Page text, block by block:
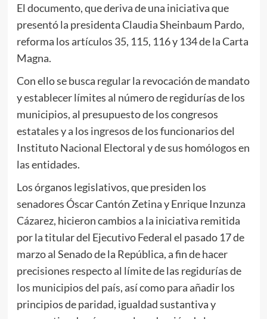
El documento, que deriva de una iniciativa que
presentó la presidenta Claudia Sheinbaum Pardo,
reforma los artículos 35, 115, 116 y 134 de la Carta
Magna.
Con ello se busca regular la revocación de mandato
y establecer límites al número de regidurías de los
municipios, al presupuesto de los congresos
estatales y a los ingresos de los funcionarios del
Instituto Nacional Electoral y de sus homólogos en
las entidades.
Los órganos legislativos, que presiden los
senadores Óscar Cantón Zetina y Enrique Inzunza
Cázarez, hicieron cambios a la iniciativa remitida
por la titular del Ejecutivo Federal el pasado 17 de
marzo al Senado de la República, a fin de hacer
precisiones respecto al límite de las regidurías de
los municipios del país, así como para añadir los
principios de paridad, igualdad sustantiva y